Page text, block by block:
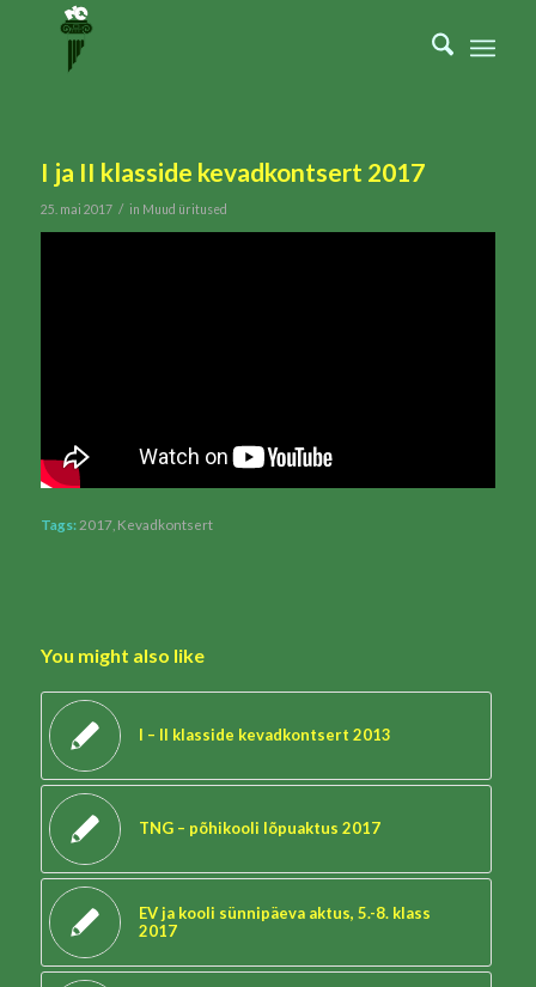
I ja II klasside kevadkontsert 2017
25. mai 2017 / in Muud üritused
Tags: 2017, Kevadkontsert
You might also like
I – II klasside kevadkontsert 2013
TNG – põhikooli lõpuaktus 2017
EV ja kooli sünnipäeva aktus, 5.-8. klass
2017